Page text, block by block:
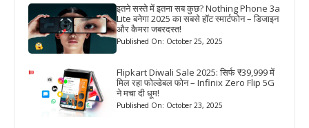
इतने सस्ते में इतना सब कुछ? Nothing Phone 3a
Lite बनेगा 2025 का सबसे हॉट स्मार्टफोन – डिजाइन
और कैमरा जबरदस्त!
Published On: October 25, 2025
Flipkart Diwali Sale 2025: सिर्फ ₹39,999 में
मिल रहा फोल्डेबल फोन – Infinix Zero Flip 5G
ने मचा दी धूम!
Published On: October 23, 2025